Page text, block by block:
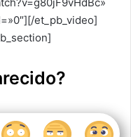
et_pb_video]